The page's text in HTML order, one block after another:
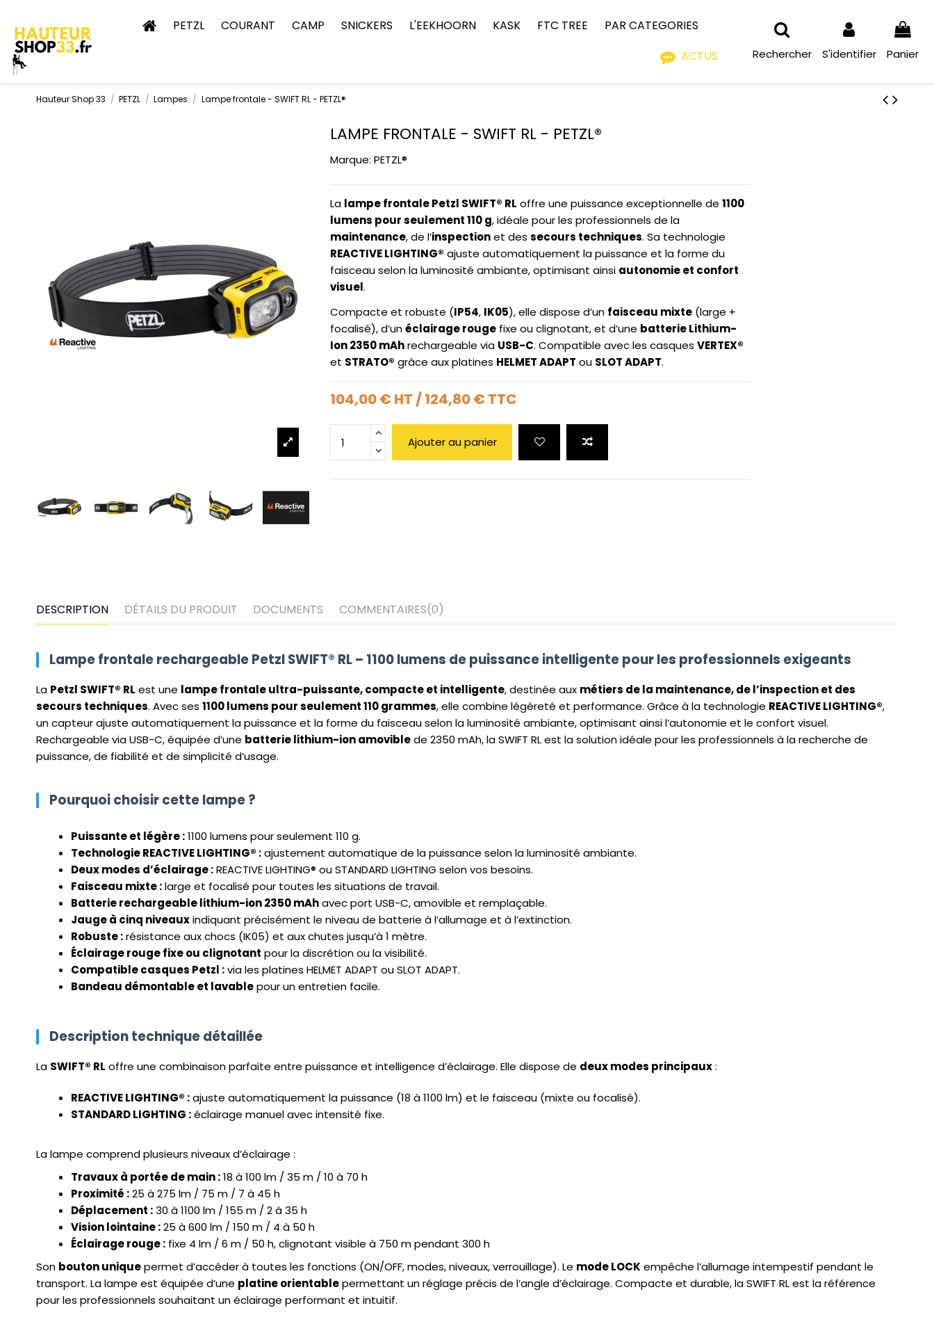
PETZL COURANT CAMP SNICKERS L'EEKHOORN KASK FTC TREE
PAR CATEGORIES
ACTUS
Rechercher S'identifier Panier
Hauteur Shop 33 PETZL Lampes Lampe frontale - SWIFT RL - PETZL®
LAMPE FRONTALE - SWIFT RL - PETZL®
Marque: PETZL®
La lampe frontale Petzl SWIFT® RL offre une puissance exceptionnelle de1100
lumens pour seulement 110 g, idéale pour les professionnels de la
maintenance, de l’inspectionet dessecours techniques. Sa technologie
REACTIVE LIGHTING® ajuste automatiquement la puissance et la forme du
faisceau selon la luminosité ambiante, optimisant ainsi autonomie et confort
visuel.
Compacte et robuste (IP54, IK05), elle dispose d’un faisceau mixte (large +
focalisé), d’unéclairage rouge fixe ou clignotant, et d’une batterie Lithium-
Ion 2350 mAhrechargeable via USB-C. Compatible avec les casquesVERTEX®
et STRATO® grâce aux platines HELMET ADAPT ou SLOT ADAPT.
104,00 € HT /124,80 € TTC
Ajouter au panier
DESCRIPTION DÉTAILS DU PRODUIT DOCUMENTS COMMENTAIRES(0)
Lampe frontale rechargeable Petzl SWIFT® RL – 1100 lumens de puissance intelligente pour les professionnels exigeants
La Petzl SWIFT® RL est une lampe frontale ultra-puissante, compacte et intelligente, destinée aux métiers de la maintenance, de l’inspection et des
secours techniques. Avec ses 1100 lumens pour seulement 110 grammes, elle combine légèreté et performance. Grâce à la technologie REACTIVE LIGHTING®,
un capteur ajuste automatiquement la puissance et la forme du faisceau selon la luminosité ambiante, optimisant ainsi l’autonomie et le confort visuel.
Rechargeable via USB-C, équipée d’une batterie lithium-ion amoviblede 2350 mAh, la SWIFT RL est la solution idéale pour les professionnels à la recherche de
puissance, de fiabilité et de simplicité d’usage.
Pourquoi choisir cette lampe ?
Puissante et légère :1100 lumens pour seulement 110 g.
Technologie REACTIVE LIGHTING® :ajustement automatique de la puissance selon la luminosité ambiante.
Deux modes d’éclairage :REACTIVE LIGHTING® ou STANDARD LIGHTING selon vos besoins.
Faisceau mixte :large et focalisé pour toutes les situations de travail.
Batterie rechargeable lithium-ion 2350 mAhavec port USB-C, amovible et remplaçable.
Jauge à cinq niveauxindiquant précisément le niveau de batterie à l’allumage et à l’extinction.
Robuste :résistance aux chocs (IK05) et aux chutes jusqu’à 1 mètre.
Éclairage rouge fixe ou clignotant pour la discrétion ou la visibilité.
Compatible casques Petzl :via les platines HELMET ADAPT ou SLOT ADAPT.
Bandeau démontable et lavablepour un entretien facile.
Description technique détaillée
La SWIFT® RL offre une combinaison parfaite entre puissance et intelligence d’éclairage. Elle dispose de deux modes principaux:
REACTIVE LIGHTING® :ajuste automatiquement la puissance (18 à 1100 lm) et le faisceau (mixte ou focalisé).
STANDARD LIGHTING :éclairage manuel avec intensité fixe.
La lampe comprend plusieurs niveaux d’éclairage :
Travaux à portée de main :18 à 100 lm / 35 m / 10 à 70 h
Proximité :25 à 275 lm / 75 m / 7 à 45 h
Déplacement :30 à 1100 lm / 155 m / 2 à 35 h
Vision lointaine :25 à 600 lm / 150 m / 4 à 50 h
Éclairage rouge : fixe 4 lm / 6 m / 50 h, clignotant visible à 750 m pendant 300 h
Son bouton uniquepermet d’accéder à toutes les fonctions (ON/OFF, modes, niveaux, verrouillage). Le mode LOCK empêche l’allumage intempestif pendant le
transport. La lampe est équipée d’une platine orientablepermettant un réglage précis de l’angle d’éclairage. Compacte et durable, la SWIFT RL est la référence
pour les professionnels souhaitant un éclairage performant et intuitif.